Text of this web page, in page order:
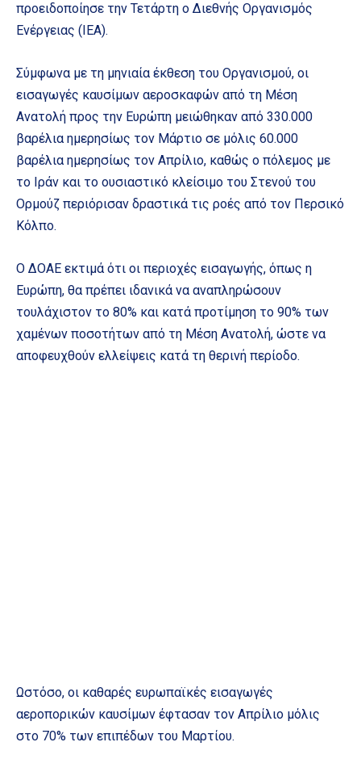
προειδοποίησε την Τετάρτη ο Διεθνής Οργανισμός
Ενέργειας (IEA).
Σύμφωνα με τη μηνιαία έκθεση του Οργανισμού, οι
εισαγωγές καυσίμων αεροσκαφών από τη Μέση
Ανατολή προς την Ευρώπη μειώθηκαν από 330.000
βαρέλια ημερησίως τον Μάρτιο σε μόλις 60.000
βαρέλια ημερησίως τον Απρίλιο, καθώς ο πόλεμος με
το Ιράν και το ουσιαστικό κλείσιμο του Στενού του
Ορμούζ περιόρισαν δραστικά τις ροές από τον Περσικό
Κόλπο.
Ο ΔΟΑΕ εκτιμά ότι οι περιοχές εισαγωγής, όπως η
Ευρώπη, θα πρέπει ιδανικά να αναπληρώσουν
τουλάχιστον το 80% και κατά προτίμηση το 90% των
χαμένων ποσοτήτων από τη Μέση Ανατολή, ώστε να
αποφευχθούν ελλείψεις κατά τη θερινή περίοδο.
Ωστόσο, οι καθαρές ευρωπαϊκές εισαγωγές
αεροπορικών καυσίμων έφτασαν τον Απρίλιο μόλις
στο 70% των επιπέδων του Μαρτίου.